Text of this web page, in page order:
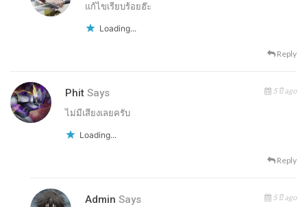
แก้ไขเรียบร้อยฮ๊ะ
Loading...
Reply
Phit Says 5 ปี ago
ไม่มีเสียงเลยครับ
Loading...
Reply
Admin Says 5 ปี ago